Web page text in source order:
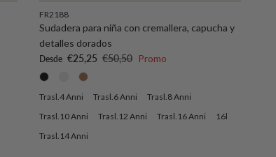
FR2188
Sudadera para niña con cremallera, capucha y
detalles dorados
Precio de venta
Desde €25,25 Precio normal
€50,50 Promo
Trasl.4 Anni Trasl.6 Anni
Trasl.8 Anni
Trasl.10 Anni
Trasl.12 Anni Trasl.16 Anni
16l
Trasl.14 Anni